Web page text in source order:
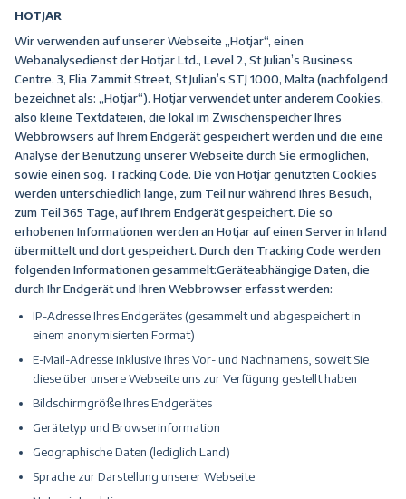
HOTJAR
Wir verwenden auf unserer Webseite „Hotjar“, einen
Webanalysedienst der Hotjar Ltd., Level 2, St Julian’s Business
Centre, 3, Elia Zammit Street, St Julian’s STJ 1000, Malta (nachfolgend
bezeichnet als: „Hotjar“). Hotjar verwendet unter anderem Cookies,
also kleine Textdateien, die lokal im Zwischenspeicher Ihres
Webbrowsers auf Ihrem Endgerät gespeichert werden und die eine
Analyse der Benutzung unserer Webseite durch Sie ermöglichen,
sowie einen sog. Tracking Code. Die von Hotjar genutzten Cookies
werden unterschiedlich lange, zum Teil nur während Ihres Besuch,
zum Teil 365 Tage, auf Ihrem Endgerät gespeichert. Die so
erhobenen Informationen werden an Hotjar auf einen Server in Irland
übermittelt und dort gespeichert. Durch den Tracking Code werden
folgenden Informationen gesammelt:Geräteabhängige Daten, die
durch Ihr Endgerät und Ihren Webbrowser erfasst werden:
IP-Adresse Ihres Endgerätes (gesammelt und abgespeichert in
einem anonymisierten Format)
E-Mail-Adresse inklusive Ihres Vor- und Nachnamens, soweit Sie
diese über unsere Webseite uns zur Verfügung gestellt haben
Bildschirmgröße Ihres Endgerätes
Gerätetyp und Browserinformation
Geographische Daten (lediglich Land)
Sprache zur Darstellung unserer Webseite